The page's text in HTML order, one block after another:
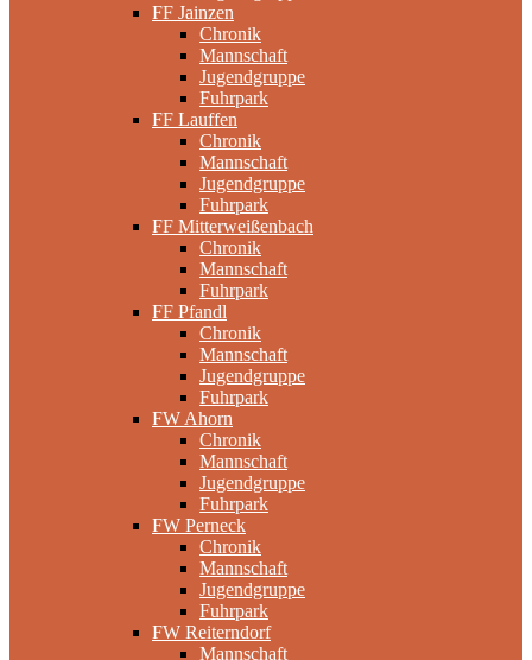
FF Jainzen
Chronik
Mannschaft
Jugendgruppe
Fuhrpark
FF Lauffen
Chronik
Mannschaft
Jugendgruppe
Fuhrpark
FF Mitterweißenbach
Chronik
Mannschaft
Fuhrpark
FF Pfandl
Chronik
Mannschaft
Jugendgruppe
Fuhrpark
FW Ahorn
Chronik
Mannschaft
Jugendgruppe
Fuhrpark
FW Perneck
Chronik
Mannschaft
Jugendgruppe
Fuhrpark
FW Reiterndorf
Mannschaft